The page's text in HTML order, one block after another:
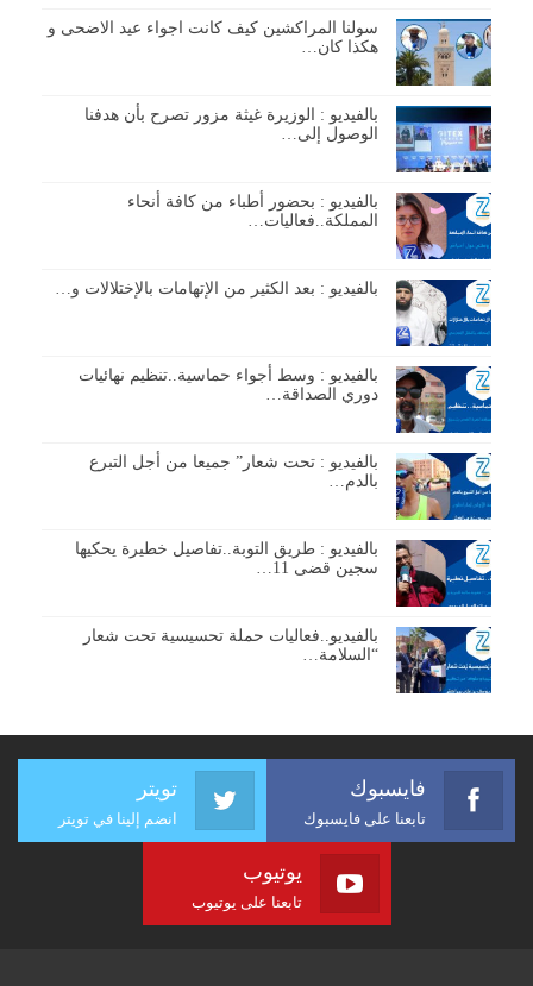
سولنا المراكشين كيف كانت اجواء عيد الاضحى و
هكذا كان…
بالفيديو : الوزيرة غيثة مزور تصرح بأن هدفنا
الوصول إلى…
بالفيديو : بحضور أطباء من كافة أنحاء
المملكة..فعاليات…
بالفيديو : بعد الكثير من الإتهامات بالإختلالات و…
بالفيديو : وسط أجواء حماسية..تنظيم نهائيات
دوري الصداقة…
بالفيديو : تحت شعار” جميعا من أجل التبرع
بالدم…
بالفيديو : طريق التوبة..تفاصيل خطيرة يحكيها
سجين قضى 11…
بالفيديو..فعاليات حملة تحسيسية تحت شعار
“السلامة…
فايسبوك
تابعنا على فايسبوك
تويتر
انضم إلينا في تويتر
يوتيوب
تابعنا على يوتيوب